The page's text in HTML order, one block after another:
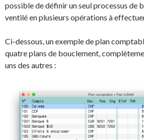
possible de définir un seul processus de
ventilé en plusieurs opérations à
Ci-dessous, un exemple de plan
quatre plans de bouclement,
uns des autres :